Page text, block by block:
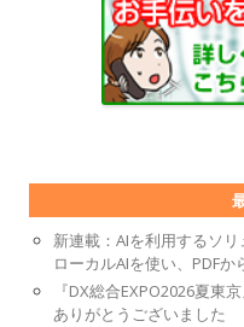
新連載：AIを利用するソ
ローカルAIを使い、PDF
『DX総合EXPO2026夏東
ありがとうございました